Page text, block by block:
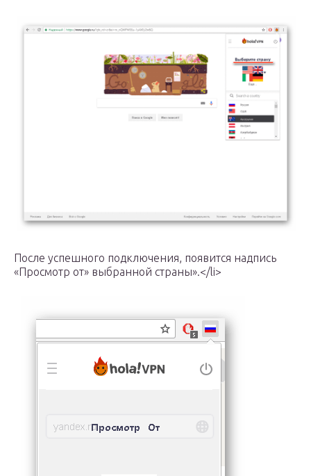
После успешного подключения, появится надпись
«Просмотр от» выбранной страны».</li>